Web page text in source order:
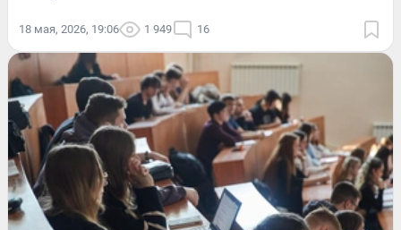
18 мая, 2026, 19:06 1 949 16